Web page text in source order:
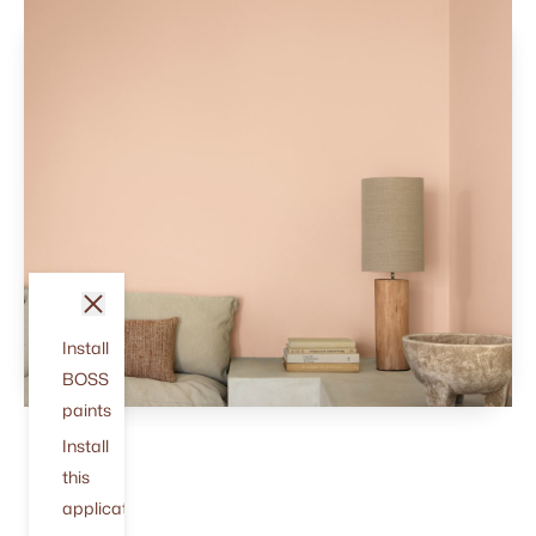
Install
BOSS
paints
Install
this
application
sluit